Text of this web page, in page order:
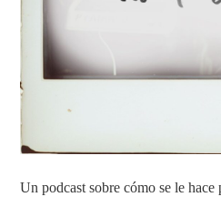
Un podcast sobre cómo se le